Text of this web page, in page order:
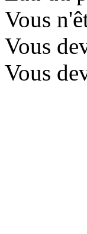
Vous
Vous
Vous